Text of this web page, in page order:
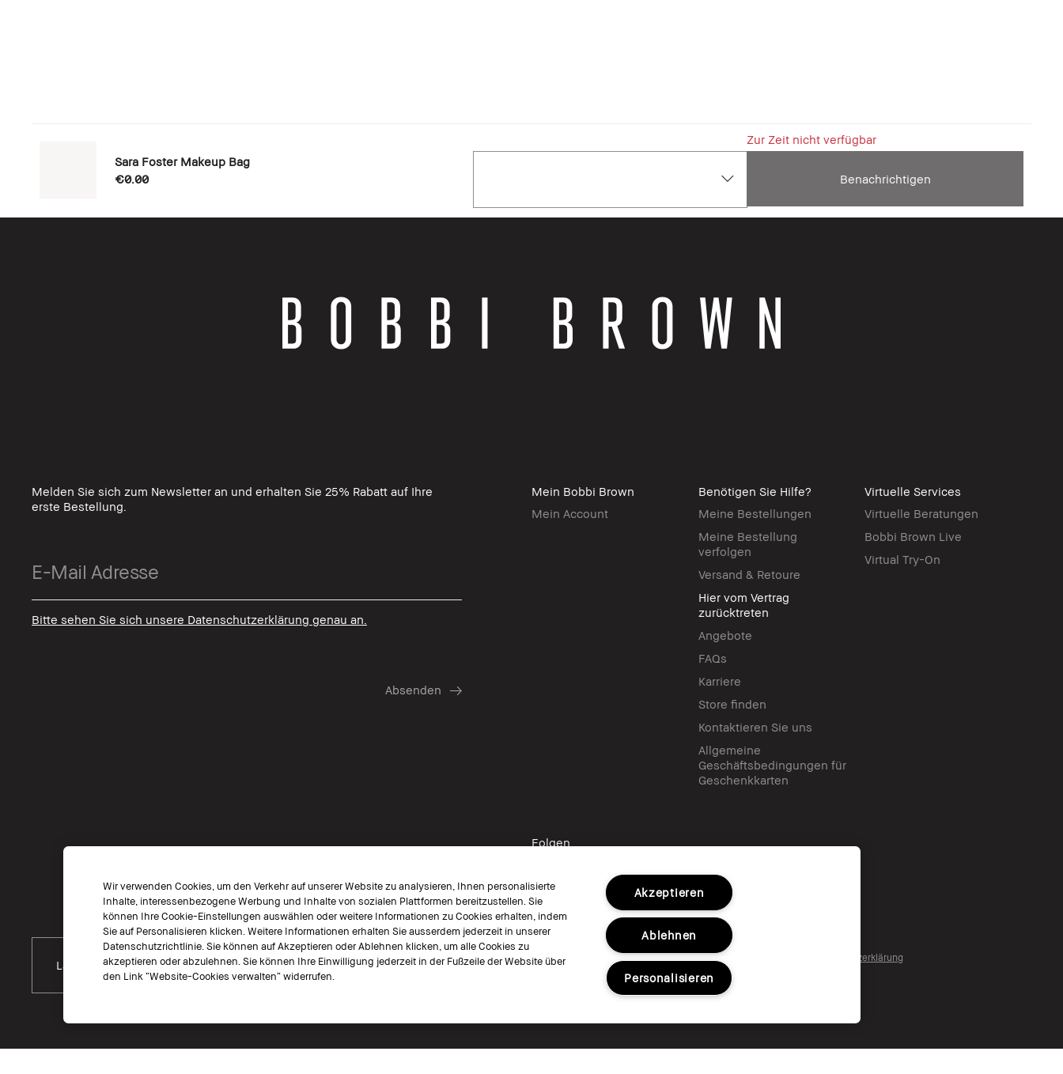
Sara Foster Makeup Bag
€0.00
Zur Zeit nicht verfügbar
Benachrichtigen
Melden Sie sich zum Newsletter an und erhalten Sie 25% Rabatt auf Ihre
erste Bestellung.
Bitte sehen Sie sich unsere Datenschutzerklärung genau an.
Mein Bobbi Brown
Mein Account
Benötigen Sie Hilfe?
Meine Bestellungen
Meine Bestellung
verfolgen
Versand & Retoure
Hier vom Vertrag
zurücktreten
Angebote
FAQs
Karriere
Store finden
Kontaktieren Sie uns
Allgemeine
Geschäftsbedingungen für
Geschenkkarten
Virtuelle Services
Virtuelle Beratungen
Bobbi Brown Live
Virtual Try-On
Folgen
Land Wählen
© Bobbi Brown Professional Cosmetics, Inc. Alle Rechte vorbehalten.
Allgemeine Geschäftsbedingungen
Nutzungsbedingungen
Datenschutzerklärung
Cookies der Webseite verwalten
Wir verwenden Cookies, um den Verkehr auf unserer Website zu analysieren, Ihnen personalisierte
Inhalte, interessenbezogene Werbung und Inhalte von sozialen Plattformen bereitzustellen. Sie
können Ihre Cookie-Einstellungen auswählen oder weitere Informationen zu Cookies erhalten, indem
Sie auf Personalisieren klicken. Weitere Informationen erhalten Sie ausserdem jederzeit in unserer
Datenschutzrichtlinie. Sie können auf Akzeptieren oder Ablehnen klicken, um alle Cookies zu
akzeptieren oder abzulehnen. Sie können Ihre Einwilligung jederzeit in der Fußzeile der Website über
den Link “Website-Cookies verwalten“ widerrufen.
Akzeptieren
Ablehnen
Personalisieren